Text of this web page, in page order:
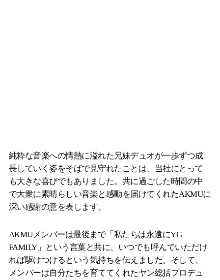
純粋な音楽への情熱に溢れた兄妹デュオが一歩ずつ成
長していく姿をそばで見守れたことは、当社にとって
も大きな喜びでもありました。共に過ごした時間の中
で大衆に素晴らしい音楽と感動を届けてくれたAKMUに
深い感謝の意を表します。
AKMUメンバーは最後まで「私たちは永遠にYG
FAMILY」という言葉と共に、いつでも呼んでいただけ
れば駆けつけるという気持ちを伝えました。そして、
メンバーは自分たちを育ててくれたヤン総括プロデュ